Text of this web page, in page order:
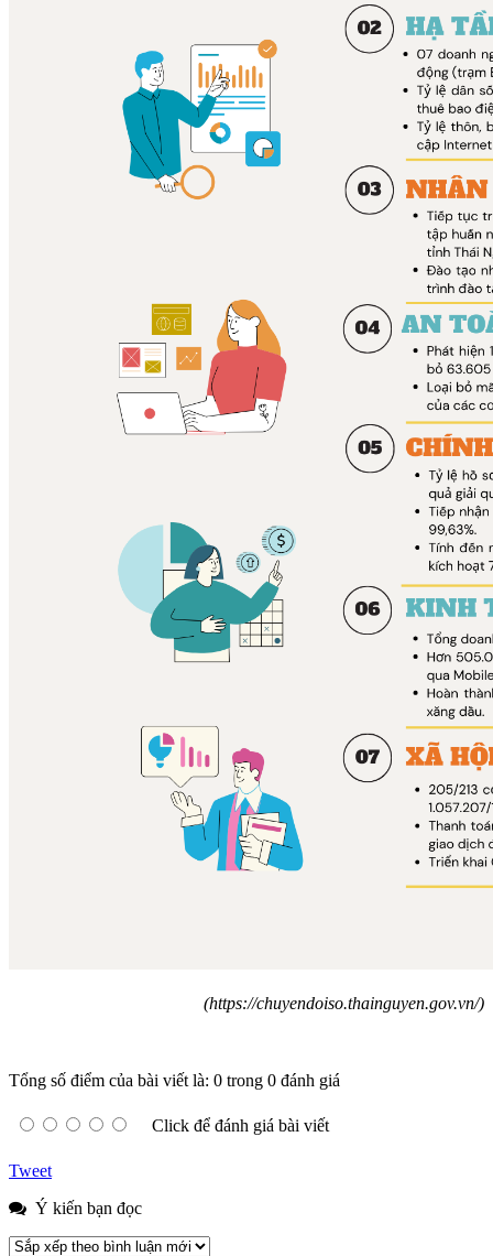
(https://chuyendoiso.thainguyen.gov.vn/)
Tổng số điểm của bài viết là: 0 trong 0 đánh giá
Click để đánh giá bài viết
Tweet
Ý kiến bạn đọc